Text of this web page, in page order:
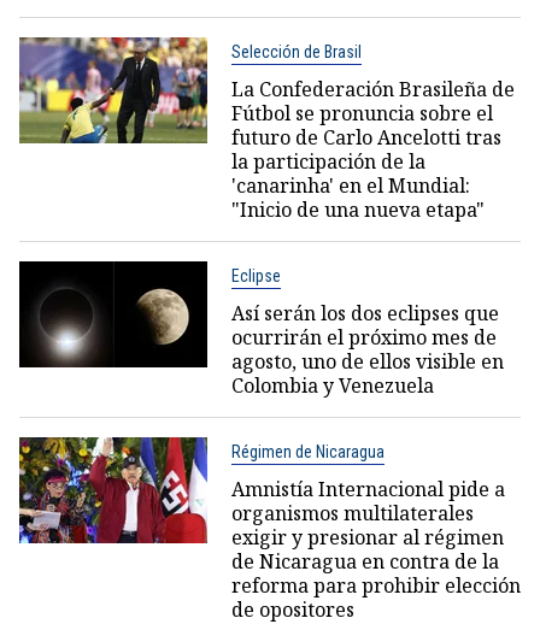
Selección de Brasil
La Confederación Brasileña de
Fútbol se pronuncia sobre el
futuro de Carlo Ancelotti tras
la participación de la
'canarinha' en el Mundial:
"Inicio de una nueva etapa"
Eclipse
Así serán los dos eclipses que
ocurrirán el próximo mes de
agosto, uno de ellos visible en
Colombia y Venezuela
Régimen de Nicaragua
Amnistía Internacional pide a
organismos multilaterales
exigir y presionar al régimen
de Nicaragua en contra de la
reforma para prohibir elección
de opositores